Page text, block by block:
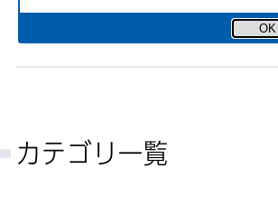
り方）
カテゴリ一覧
OK